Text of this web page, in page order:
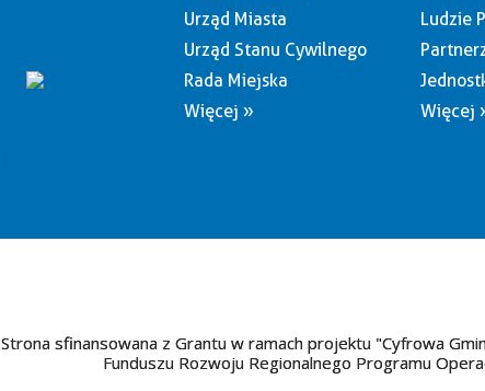
Urząd Miasta
Urząd Stanu Cywilnego
Rada Miejska
Więcej »
Ludzie
Więcej
Strona sfinansowana z Grantu w ramach projektu "Cyfrowa
Funduszu Rozwoju Regionalnego Programu